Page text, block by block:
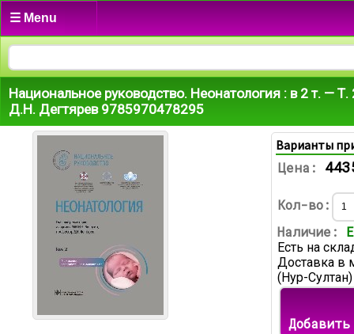
☰ Menu
Национальное руководство. Неонатология : в 2 т. —
Д.Н. Дегтярев 9785970478295
Варианты
Цена:
Кол-во:
Наличие:
Есть на
Доставка в
(Нур-